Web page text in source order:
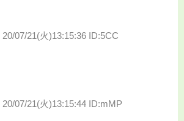
20/07/21(火)13:15:36 ID:5CC
20/07/21(火)13:15:44 ID:mMP